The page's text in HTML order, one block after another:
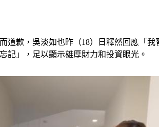
歉，吳淡如也昨（18）日釋然回應「我
記」，足以顯示雄厚財力和投資眼光。